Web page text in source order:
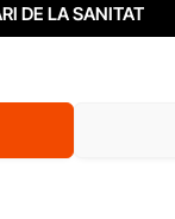
DE LA SANITAT